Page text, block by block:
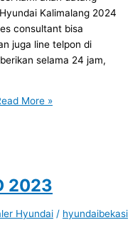
Kalimalang 2024
consultant bisa
juga line telpon di
selama 24 jam,
More »
2023
Hyundai / hyundaibekasi